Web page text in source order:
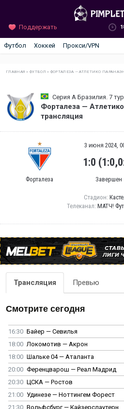
Поддержать
Футбол Хоккей Прокси/VPN
ГЛАВНАЯ »ФУТБОЛ » ФОРТАЛЕЗА — АТЛЕТИКО
Серия А Бразилия. 7 тур
Форталеза —
трансляция
Форталеза
3 июня 2024,
1:0
Завершен
Стадион:
Телеканал: МАТЧ!
Трансляция Превью
Смотрите сегодня
16:30 Байер — Севилья
18:00 Локомотив — Акрон
18:00 Шальке 04 — Аталанта
20:00 Ференцварош — Реал Мадрид
20:30 ЦСКА — Ростов
21:00 Удинезе — Ноттингем Форест
21:30 Вольфсбург — Кайзерслаутерн